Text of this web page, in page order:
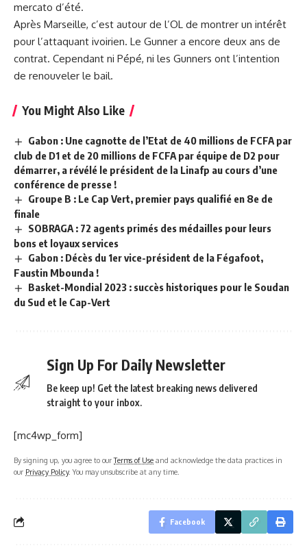
mercato d’été.
Après Marseille, c’est autour de l’OL de montrer un intérêt
pour l’attaquant ivoirien. Le Gunner a encore deux ans de
contrat. Cependant ni Pépé, ni les Gunners ont l’intention
de renouveler le bail.
You Might Also Like
Gabon : Une cagnotte de l’Etat de 40 millions de FCFA par
club de D1 et de 20 millions de FCFA par équipe de D2 pour
démarrer, a révélé le président de la Linafp au cours d’une
conférence de presse !
Groupe B : Le Cap Vert, premier pays qualifié en 8e de
finale
SOBRAGA : 72 agents primés des médailles pour leurs
bons et loyaux services
Gabon : Décès du 1er vice-président de la Fégafoot,
Faustin Mbounda !
Basket-Mondial 2023 : succès historiques pour le Soudan
du Sud et le Cap-Vert
Sign Up For Daily Newsletter
Be keep up! Get the latest breaking news delivered
straight to your inbox.
[mc4wp_form]
By signing up, you agree to ourTerms of Use and acknowledge the data practices in
our Privacy Policy. You may unsubscribe at any time.
Facebook